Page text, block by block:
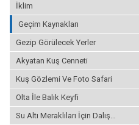
İklim
Geçim Kaynakları
Gezip Görülecek Yerler
Akyatan Kuş Cenneti
Kuş Gözlemi Ve Foto Safari
Olta İle Balık Keyfi
Su Altı Meraklıları İçin Dalış…